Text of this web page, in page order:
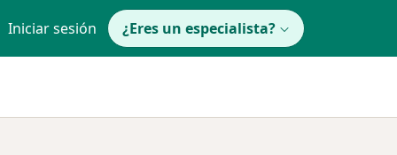
Iniciar sesión ¿Eres un especialista?